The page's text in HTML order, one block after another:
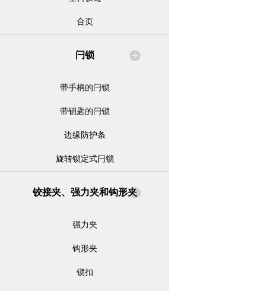
合页
闩锁
带手柄的闩锁
带钥匙的闩锁
边缘防护条
旋转锁定式闩锁
铰接夹、强力夹和钩形夹
强力夹
钩形夹
锁扣